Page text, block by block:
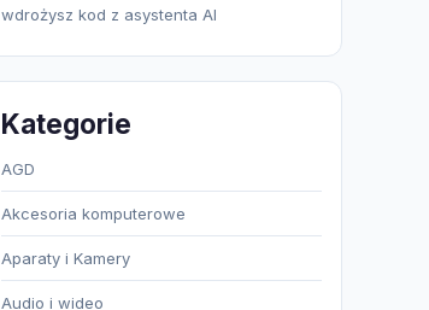
wdrożysz kod z asystenta AI
Kategorie
AGD
Akcesoria komputerowe
Aparaty i Kamery
Audio i wideo